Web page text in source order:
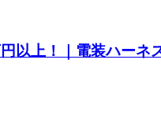
上！｜電装ハーネ